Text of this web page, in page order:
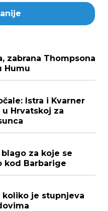
zabrana Thompsona
Humu
Istra i Kvarner
Hrvatskoj za
za koje se
kod Barbarige
koliko je stupnjeva